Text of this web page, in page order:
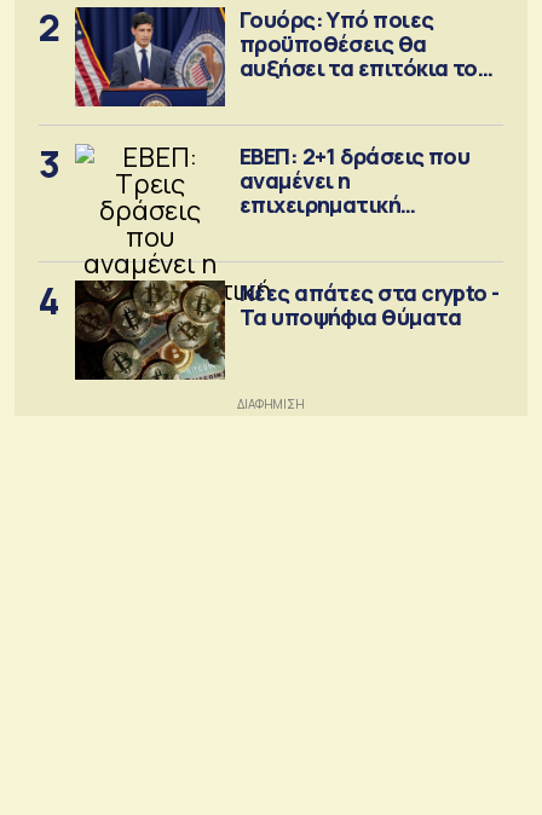
2
Γουόρς: Υπό ποιες
προϋποθέσεις θα
αυξήσει τα επιτόκια τον
3
ΕΒΕΠ: 2+1 δράσεις που
αναμένει η
επιχειρηματική
4
Νέες απάτες στα crypto -
Τα υποψήφια θύματα